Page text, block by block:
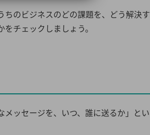
のビジネスのどの課題を、どう解決す
チェックしましょう。
ッセージを、いつ、誰に送るか」とい